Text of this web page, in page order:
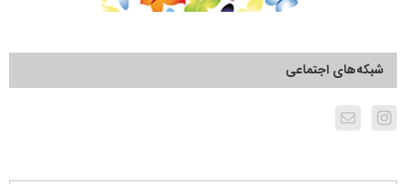
شبکه‌های اجتماعی